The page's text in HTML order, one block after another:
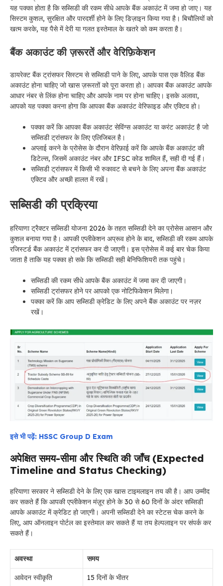
यह पक्का होता है कि सब्सिडी की रकम सीधे आपके बैंक अकाउंट में जमा हो जाए। यह
सिस्टम कुशल, सुरक्षित और पारदर्शी होने के लिए डिज़ाइन किया गया है। बिचौलियों को
खत्म करके, यह पैसे में देरी या गलत इस्तेमाल के खतरे को कम करता है।
बैंक अकाउंट की ज़रूरतें और वेरिफ़िकेशन
डायरेक्ट बैंक ट्रांसफर सिस्टम से सब्सिडी पाने के लिए, आपके पास एक वैलिड बैंक
अकाउंट होना चाहिए जो खास ज़रूरतों को पूरा करता हो। आपका बैंक अकाउंट आपके
आधार नंबर से लिंक होना चाहिए और आपके नाम पर होना चाहिए। इसके अलावा,
आपको यह पक्का करना होगा कि आपका बैंक अकाउंट वेरिफाइड और एक्टिव हो।
पक्का करें कि आपका बैंक अकाउंट सेविंग्स अकाउंट या करंट अकाउंट है जो
सब्सिडी ट्रांसफर के लिए एलिजिबल है।
अप्लाई करने के प्रोसेस के दौरान वेरिफ़ाई करें कि आपके बैंक अकाउंट की
डिटेल्स, जिसमें अकाउंट नंबर और IFSC कोड शामिल हैं, सही दी गई हैं।
सब्सिडी ट्रांसफर में किसी भी रुकावट से बचने के लिए अपना बैंक अकाउंट
एक्टिव और अच्छी हालत में रखें।
सब्सिडी की प्रक्रिया
हरियाणा ट्रैक्टर सब्सिडी योजना 2026 के तहत सब्सिडी देने का प्रोसेस आसान और
कुशल बनाया गया है। आपकी एप्लीकेशन अप्रूव होने के बाद, सब्सिडी की रकम आपके
रजिस्टर्ड बैंक अकाउंट में ट्रांसफर कर दी जाएगी। इस प्रोसेस में कई बार चेक किया
जाता है ताकि यह पक्का हो सके कि सब्सिडी सही बेनिफिशियरी तक पहुंचे।
सब्सिडी की रकम सीधे आपके बैंक अकाउंट में जमा कर दी जाएगी।
सब्सिडी ट्रांसफर होने पर आपको एक नोटिफिकेशन मिलेगा।
पक्का करें कि आप सब्सिडी क्रेडिट के लिए अपने बैंक अकाउंट पर नज़र
रखें।
इसे भी पढ़ें: HSSC Group D Exam
अपेक्षित समय-सीमा और स्थिति की जाँच (Expected
Timeline and Status Checking)
हरियाणा सरकार ने सब्सिडी देने के लिए एक खास टाइमलाइन तय की है। आप उम्मीद
कर सकते हैं कि आपकी एप्लीकेशन मंज़ूर होने के 30 से 60 दिनों के अंदर सब्सिडी
आपके अकाउंट में क्रेडिट हो जाएगी। अपनी सब्सिडी देने का स्टेटस चेक करने के
लिए, आप ऑनलाइन पोर्टल का इस्तेमाल कर सकते हैं या तय हेल्पलाइन पर संपर्क कर
सकते हैं।
अवस्था समय
आवेदन स्वीकृति 15 दिनों के भीतर